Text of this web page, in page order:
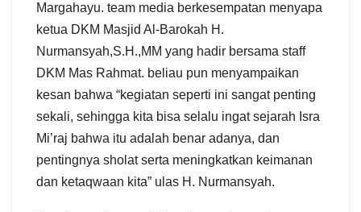
Margahayu. team media berkesempatan menyapa
ketua DKM Masjid Al-Barokah H.
Nurmansyah,S.H.,MM yang hadir bersama staff
DKM Mas Rahmat. beliau pun menyampaikan
kesan bahwa “kegiatan seperti ini sangat penting
sekali, sehingga kita bisa selalu ingat sejarah Isra
Mi’raj bahwa itu adalah benar adanya, dan
pentingnya sholat serta meningkatkan keimanan
dan ketaqwaan kita” ulas H. Nurmansyah.